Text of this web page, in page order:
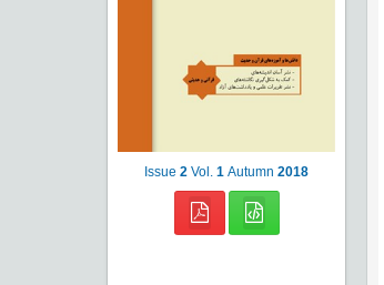
Issue 2 Vol. 1 Autumn 2018